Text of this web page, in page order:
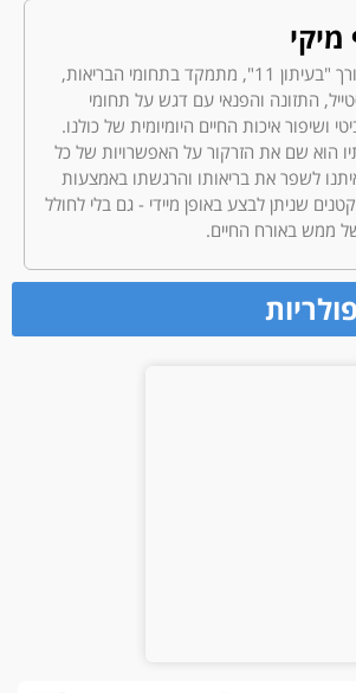
כתב ועורך "בעיתון 11", מתמקד בתחומי הבריאות,
התזונה והפנאי עם דגש על תחומי
ושיפור איכות החיים היומיומית של כולנו.
הוא שם את הזרקור על האפשרויות של כל
לשפר את בריאותו והרגשתו באמצעות
קטנים שניתן לבצע באופן מיידי - גם בלי לחולל
ממש באורח החיים.